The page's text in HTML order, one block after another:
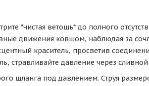
*чистая ветошь* до полного
движения ковшом, наблюдая за
краситель, просветив
стравливайте давление через сливной
шланга под давлением. Струя